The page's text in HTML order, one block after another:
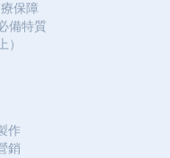
保障
備特質
）
作
銷